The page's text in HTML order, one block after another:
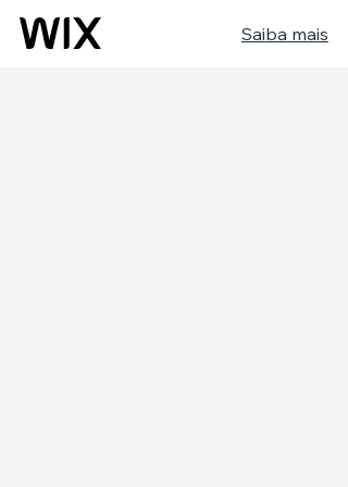
Saiba mais